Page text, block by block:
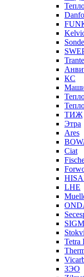
КС
ТИЖ
Этра
Ares
Ciat
LHE
Tetra
ЗЭО